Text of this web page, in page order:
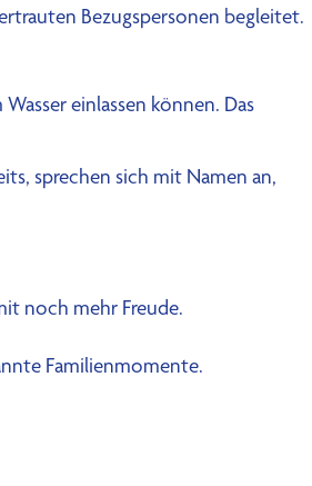
Bezugspersonen begleitet.
einlassen können. Das
sprechen sich mit Namen an,
noch mehr Freude.
Familienmomente.